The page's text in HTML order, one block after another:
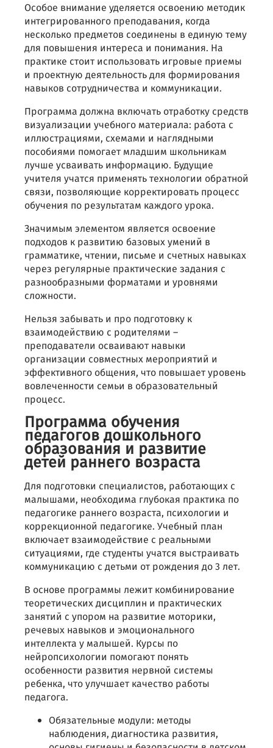
Особое внимание уделяется освоению методик
интегрированного преподавания, когда
несколько предметов соединены в единую тему
для повышения интереса и понимания. На
практике стоит использовать игровые приемы
и проектную деятельность для формирования
навыков сотрудничества и коммуникации.
Программа должна включать отработку средств
визуализации учебного материала: работа с
иллюстрациями, схемами и наглядными
пособиями помогает младшим школьникам
лучше усваивать информацию. Будущие
учителя учатся применять технологии обратной
связи, позволяющие корректировать процесс
обучения по результатам каждого урока.
Значимым элементом является освоение
подходов к развитию базовых умений в
грамматике, чтении, письме и счетных навыках
через регулярные практические задания с
разнообразными форматами и уровнями
сложности.
Нельзя забывать и про подготовку к
взаимодействию с родителями –
преподаватели осваивают навыки
организации совместных мероприятий и
эффективного общения, что повышает уровень
вовлеченности семьи в образовательный
процесс.
Программа обучения
педагогов дошкольного
образования и развитие
детей раннего возраста
Для подготовки специалистов, работающих с
малышами, необходима глубокая практика по
педагогике раннего возраста, психологии и
коррекционной педагогике. Учебный план
включает взаимодействие с реальными
ситуациями, где студенты учатся выстраивать
коммуникацию с детьми от рождения до 3 лет.
В основе программы лежит комбинирование
теоретических дисциплин и практических
занятий с упором на развитие моторики,
речевых навыков и эмоционального
интеллекта у малышей. Курсы по
нейропсихологии помогают понять
особенности развития нервной системы
ребенка, что улучшает качество работы
педагога.
Обязательные модули: методы
наблюдения, диагностика развития,